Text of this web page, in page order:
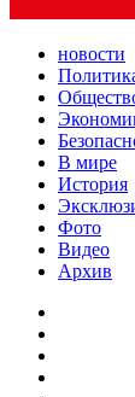
новости
В мире
История
Фото
Видео
Архив